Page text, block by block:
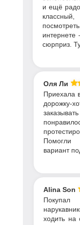
и ещё
сюрприз.
Оля Ли
Приехала
дорожку-
Помогли
вариант
Alina Son
ходить на